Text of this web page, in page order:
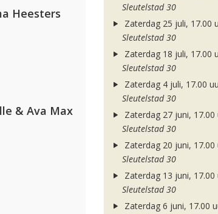
Heesters
& Ava Max
Sleutelstad 30
Zaterdag 25 juli, 17.00
Sleutelstad 30
Zaterdag 18 juli, 17.00
Sleutelstad 30
Zaterdag 4 juli, 17.00
Sleutelstad 30
Zaterdag 27 juni, 17.00
Sleutelstad 30
Zaterdag 20 juni, 17.00
Sleutelstad 30
Zaterdag 13 juni, 17.00
Sleutelstad 30
Zaterdag 6 juni, 17.00